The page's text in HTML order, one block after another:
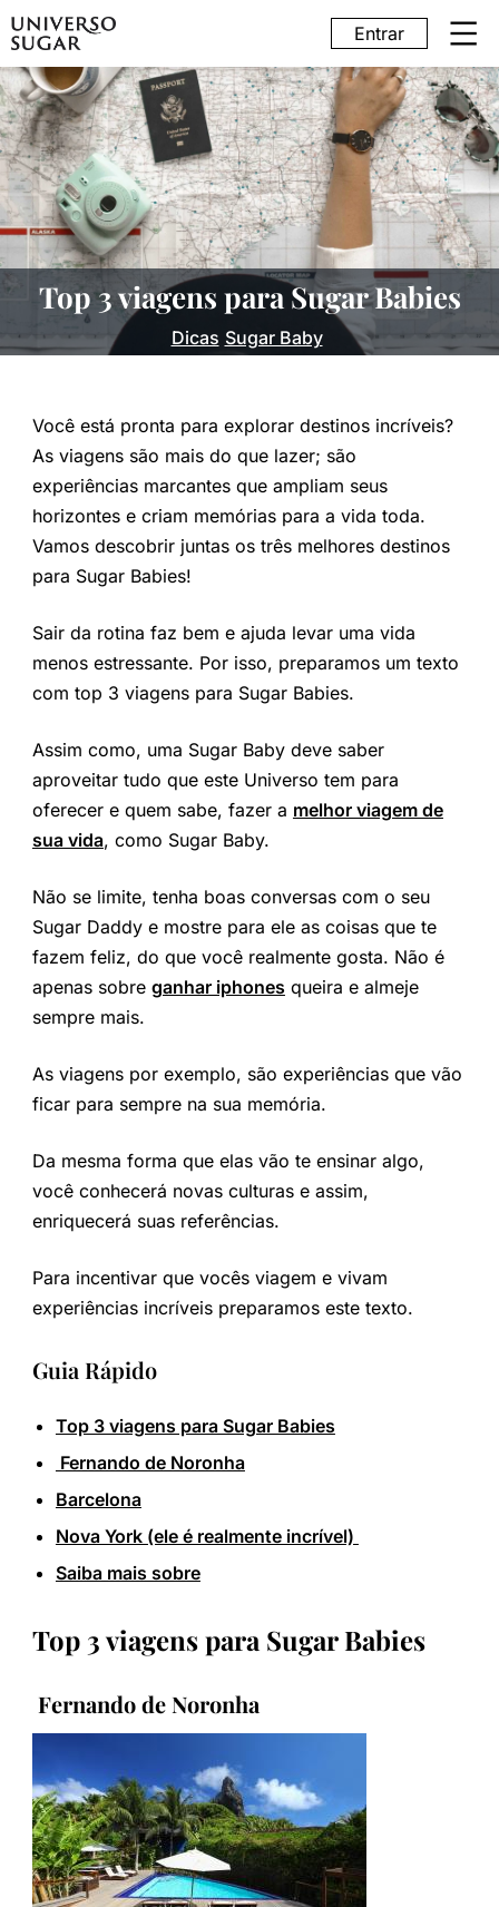
Entrar
Top 3 viagens para Sugar Babies
Dicas Sugar Baby
Você está pronta para explorar destinos incríveis?
As viagens são mais do que lazer; são
experiências marcantes que ampliam seus
horizontes e criam memórias para a vida toda.
Vamos descobrir juntas os três melhores destinos
para Sugar Babies!
Sair da rotina faz bem e ajuda levar uma vida
menos estressante. Por isso, preparamos um texto
com top 3 viagens para Sugar Babies.
Assim como, uma Sugar Baby deve saber
aproveitar tudo que este Universo tem para
oferecer e quem sabe, fazer a melhor viagem de
sua vida, como Sugar Baby.
Não se limite, tenha boas conversas com o seu
Sugar Daddy e mostre para ele as coisas que te
fazem feliz, do que você realmente gosta. Não é
apenas sobre ganhar iphonesqueira e almeje
sempre mais.
As viagens por exemplo, são experiências que vão
ficar para sempre na sua memória.
Da mesma forma que elas vão te ensinar algo,
você conhecerá novas culturas e assim,
enriquecerá suas referências.
Para incentivar que vocês viagem e vivam
experiências incríveis preparamos este texto.
Guia Rápido
Top 3 viagens para Sugar Babies
Fernando de Noronha
Barcelona
Nova York (ele é realmente incrível)
Saiba mais sobre
Top 3 viagens para Sugar Babies
Fernando de Noronha